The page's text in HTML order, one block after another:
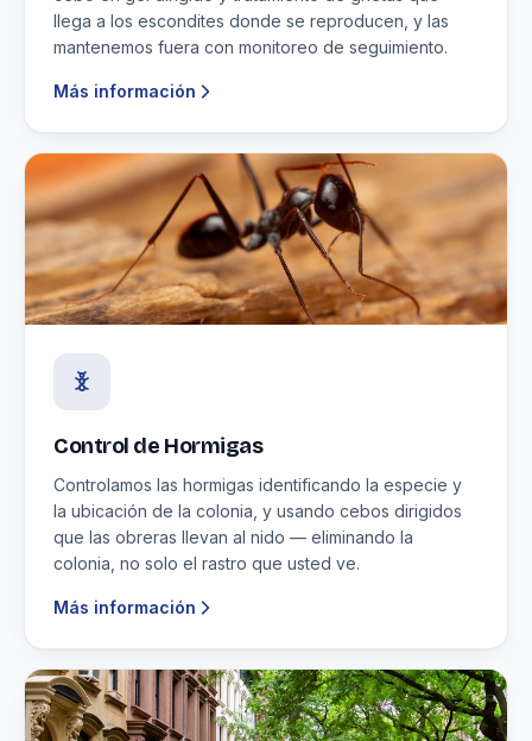
llega a los escondites donde se reproducen, y las
mantenemos fuera con monitoreo de seguimiento.
Más información
Control de Hormigas
Controlamos las hormigas identificando la especie y
la ubicación de la colonia, y usando cebos dirigidos
que las obreras llevan al nido — eliminando la
colonia, no solo el rastro que usted ve.
Más información